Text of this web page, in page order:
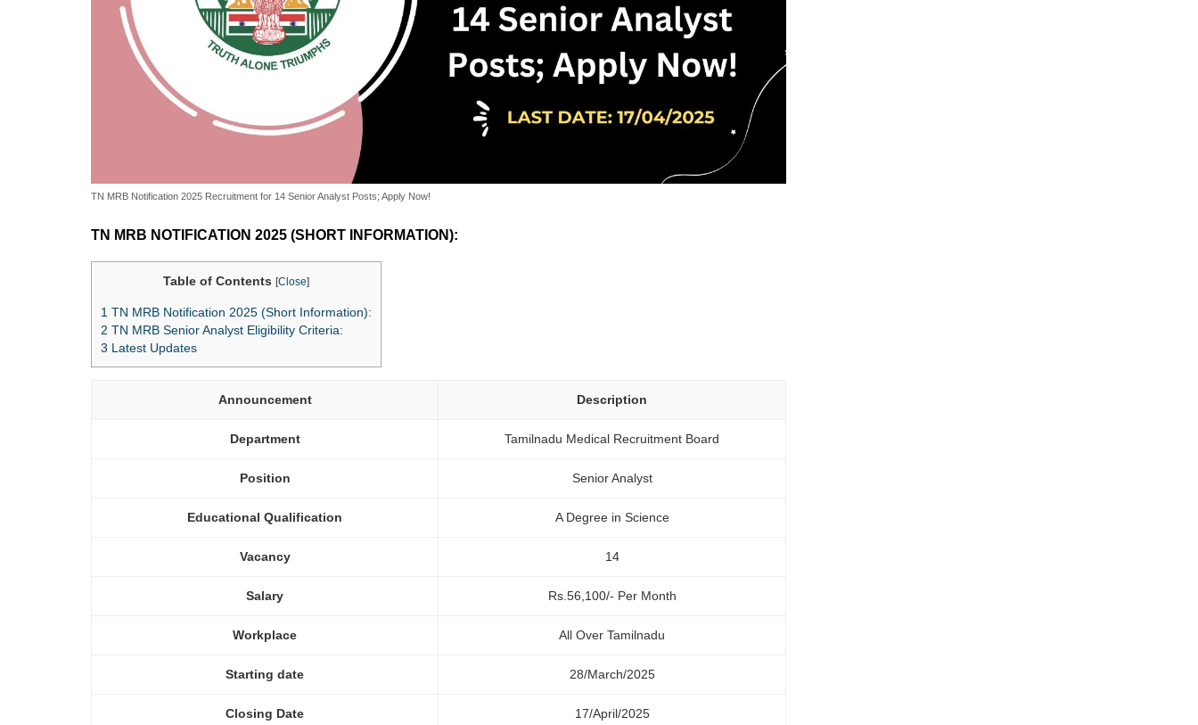
TN MRB Notification 2025 Recruitment for 14 Senior Analyst Posts; Apply Now!
TN MRB NOTIFICATION 2025 (SHORT INFORMATION):
Table of Contents [Close]
1 TN MRB Notification 2025 (Short Information):
2 TN MRB Senior Analyst Eligibility Criteria:
3 Latest Updates
Announcement Description
Department Tamilnadu Medical Recruitment Board
Position Senior Analyst
Educational Qualification A Degree in Science
Vacancy 14
Salary Rs.56,100/- Per Month
Workplace All Over Tamilnadu
Starting date 28/March/2025
Closing Date 17/April/2025